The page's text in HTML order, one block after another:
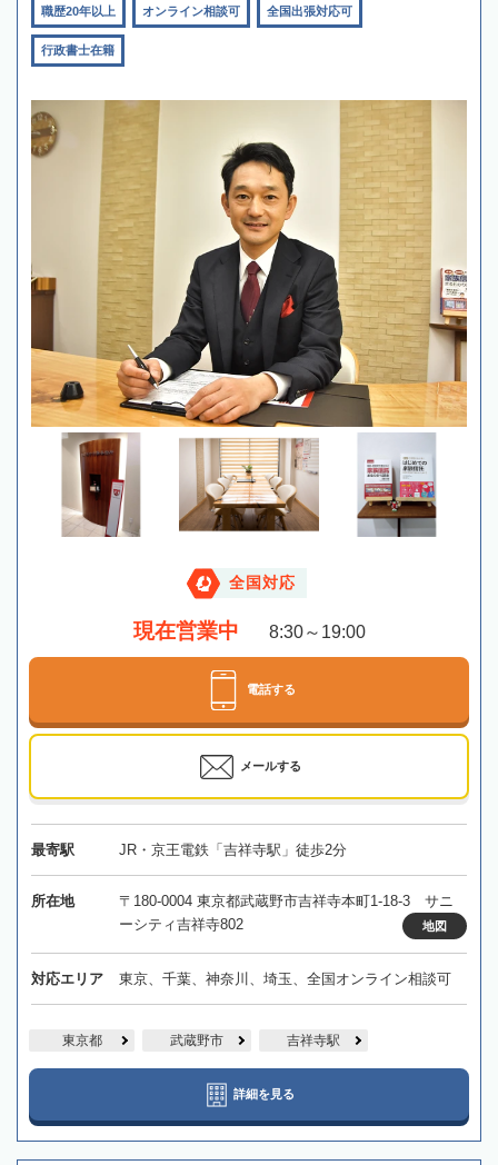
職歴20年以上 オンライン相談可 全国出張対応可
行政書士在籍
全国対応
現在営業中 8:30～19:00
電話する
メールする
最寄駅 JR・京王電鉄「吉祥寺駅」徒歩2分
所在地
〒180-0004 東京都武蔵野市吉祥寺本町1-18-3 サニ
ーシティ吉祥寺802
地図
対応エリア 東京、千葉、神奈川、埼玉、全国オンライン相談可
東京都 武蔵野市 吉祥寺駅
詳細を見る